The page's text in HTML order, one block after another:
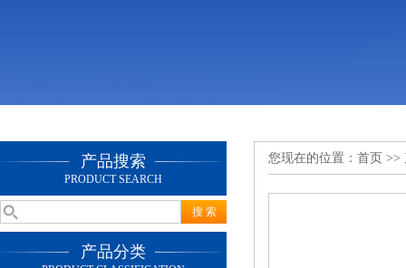
产品搜索
PRODUCT SEARCH
产品分类
您现在的位置： 首页 >>